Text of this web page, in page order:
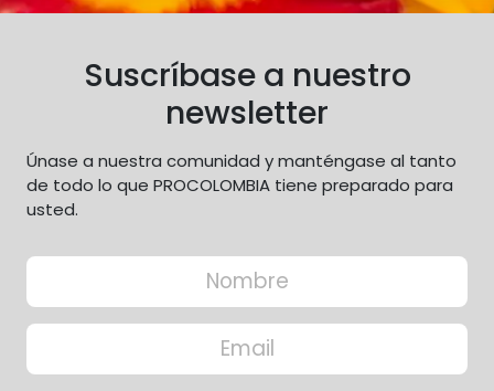
Suscríbase a nuestro
newsletter
Únase a nuestra comunidad y manténgase al tanto
de todo lo que PROCOLOMBIA tiene preparado para
usted.
Input Formulario
Nombre
Correo electrónico